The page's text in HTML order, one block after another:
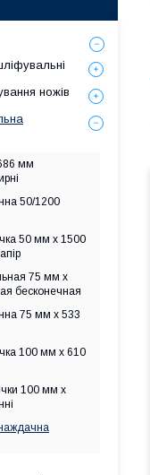
ножів
мм
50/1200
50 мм х 1500
75 мм х
бесконечная
75 мм х 533
100 мм х 610
100 мм х